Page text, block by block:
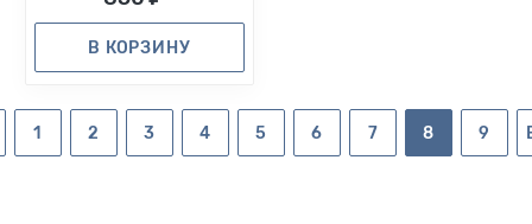
В КОРЗИНУ
1 2 3 4 5 6 7 8 9